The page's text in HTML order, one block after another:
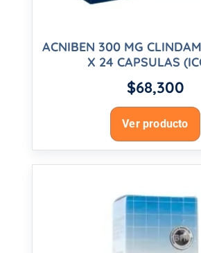
ACNIBEN 300 MG
X 24 CAPSULAS
$68,300
Ver producto